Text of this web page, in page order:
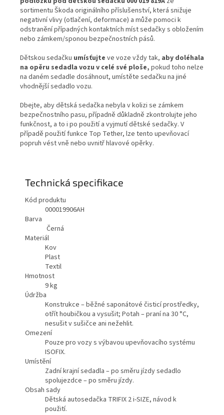
sortimentu Škoda originálního příslušenství, která snižuje
negativní vlivy (otlačení, deformace) a může pomoci k
odstranění případných kontaktních míst sedačky s obložením
nebo zámkem/sponou bezpečnostních pásů.
Dětskou sedačku umísťujte ve voze vždy tak, aby doléhala
na opěru sedadla vozu v celé své ploše, pokud toho nelze
na daném sedadle dosáhnout, umístěte sedačku na jiné
vhodnější sedadlo vozu.
Dbejte, aby dětská sedačka nebyla v kolizi se zámkem
bezpečnostního pasu, případně důkladně zkontrolujte jeho
funkčnost, a to i po použití a vyjmutí dětské sedačky. V
případě použití funkce Top Tether, lze tento upevňovací
popruh vést vně nebo uvnitř hlavové opěrky.
Technická specifikace
Kód produktu
000019906AH
Barva
Černá
Materiál
Kov
Plast
Textil
Hmotnost
9kg
Údržba
Konstrukce – běžné saponátové čisticí prostředky,
otřít houbičkou a vysušit; Potah – praní na 30 °C,
nesušit v sušičce ani nežehlit.
Omezení
Pouze pro vozy s výbavou upevňovacího systému
ISOFIX.
Umístění
Zadní krajní sedadla – po směru jízdy sedadlo
spolujezdce – po směru jízdy.
Obsah sady
Dětská autosedačka TRIFIX 2 i-SIZE, návod k
použití.